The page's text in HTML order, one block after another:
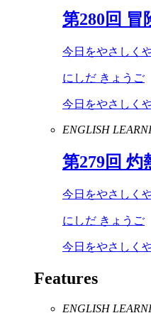
第280回
今日をやさしく
にしだ きょうご
今日をやさしく
ENGLISH
第279回
今日をやさしく
にしだ きょうご
今日をやさしく
Features
ENGLISH